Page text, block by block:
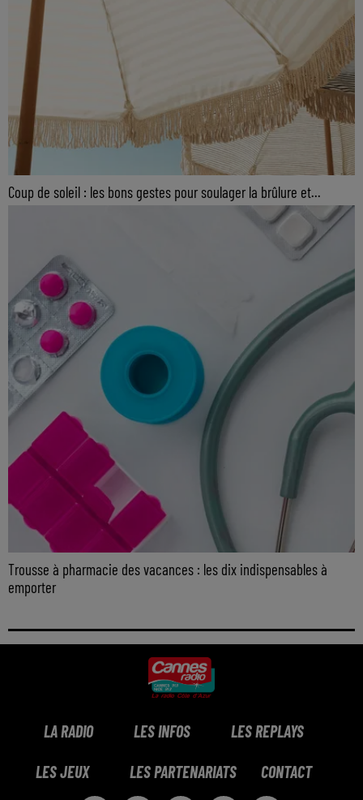
Coup de soleil : les bons gestes pour soulager la brûlure et...
Trousse à pharmacie des vacances : les dix indispensables à
emporter
LA RADIO LES INFOS LES REPLAYS
LES JEUX LES PARTENARIATS CONTACT